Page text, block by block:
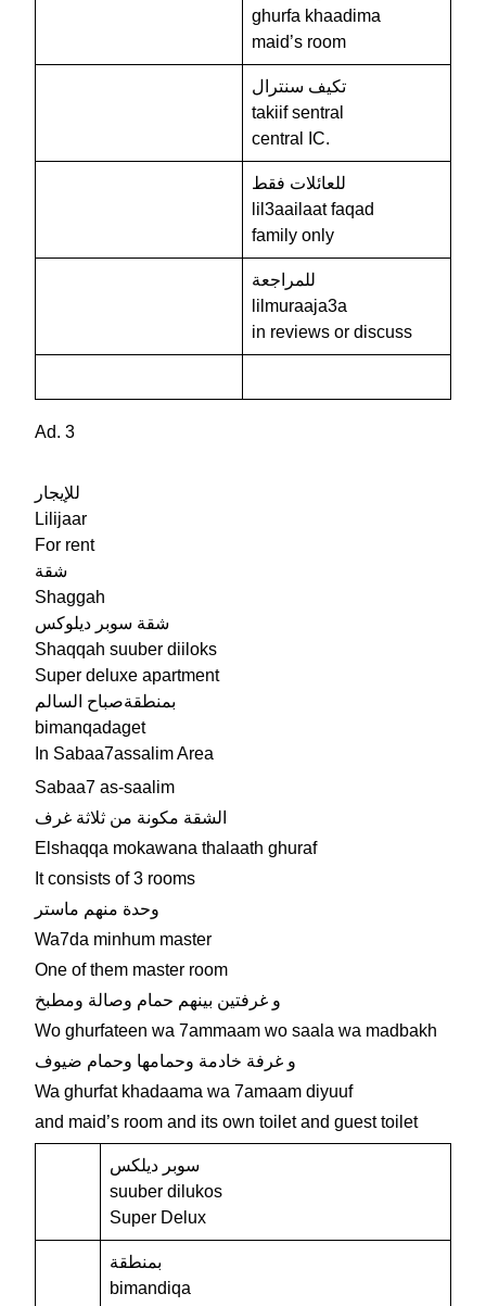
ghurfa khaadima
maid’s room
تكيف سنترال
takiif sentral
central IC.
للعائلات فقط
lil3aailaat faqad
family only
للمراجعة
lilmuraaja3a
in reviews or discuss
Ad. 3
للإيجار
Lilijaar
For rent
شقة
Shaggah
شقة سوبر ديلوكس
Shaqqah suuber diiloks
Super deluxe apartment
بمنطقةصباح السالم
bimanqadaget
In Sabaa7assalim Area
Sabaa7 as-saalim
الشقة مكونة من ثلاثة غرف
Elshaqqa mokawana thalaath ghuraf
It consists of 3 rooms
وحدة منهم ماستر
Wa7da minhum master
One of them master room
و غرفتين بينهم حمام وصالة ومطبخ
Wo ghurfateen wa 7ammaam wo saala wa madbakh
و غرفة خادمة وحمامها وحمام ضيوف
Wa ghurfat khadaama wa 7amaam diyuuf
and maid’s room and its own toilet and guest toilet
سوبر ديلكس
suuber dilukos
Super Delux
بمنطقة
bimandiqa